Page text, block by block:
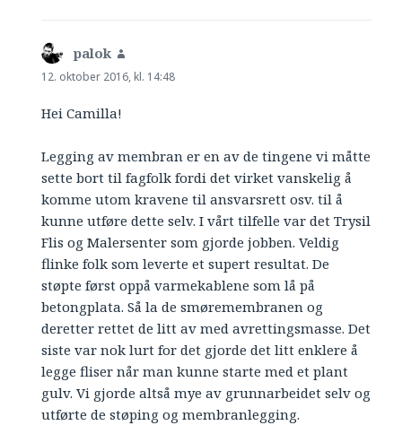
palok
12. oktober 2016, kl. 14:48
Hei Camilla!
Legging av membran er en av de tingene vi måtte
sette bort til fagfolk fordi det virket vanskelig å
komme utom kravene til ansvarsrett osv. til å
kunne utføre dette selv. I vårt tilfelle var det Trysil
Flis og Malersenter som gjorde jobben. Veldig
flinke folk som leverte et supert resultat. De
støpte først oppå varmekablene som lå på
betongplata. Så la de smøremembranen og
deretter rettet de litt av med avrettingsmasse. Det
siste var nok lurt for det gjorde det litt enklere å
legge fliser når man kunne starte med et plant
gulv. Vi gjorde altså mye av grunnarbeidet selv og
utførte de støping og membranlegging.